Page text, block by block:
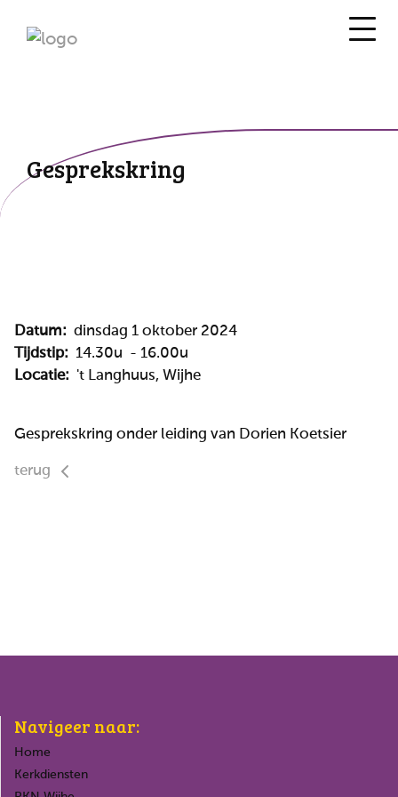
Gesprekskring
Datum: dinsdag 1 oktober 2024
Tijdstip: 14.30u - 16.00u
Locatie: 't Langhuus, Wijhe
Gesprekskring onder leiding van Dorien Koetsier
terug
Navigeer naar:
Home
Kerkdiensten